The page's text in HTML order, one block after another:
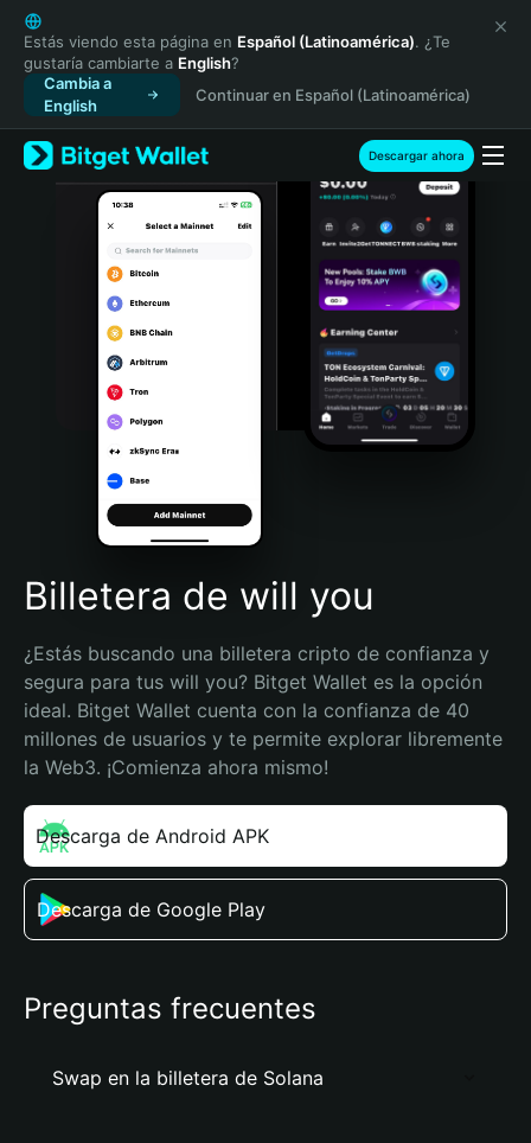
English
日本語
Tiếng Việt
Русский
Español (Latinoamérica)
Türkçe
Italiano
Português (Portugal)
Bahasa Indonesia
Português (Brasil)
Español (Argentina)
Estás viendo esta página en Español (Latinoamérica). ¿Te
gustaría cambiarte a English?
Cambia a
English
Continuar en Español (Latinoamérica)
Descargar ahora
Billetera de will you
¿Estás buscando una billetera cripto de confianza y
segura para tus will you? Bitget Wallet es la opción
ideal. Bitget Wallet cuenta con la confianza de 40
millones de usuarios y te permite explorar libremente
la Web3. ¡Comienza ahora mismo!
Descarga de Android APK
Descarga de Google Play
Preguntas frecuentes
Swap en la billetera de Solana